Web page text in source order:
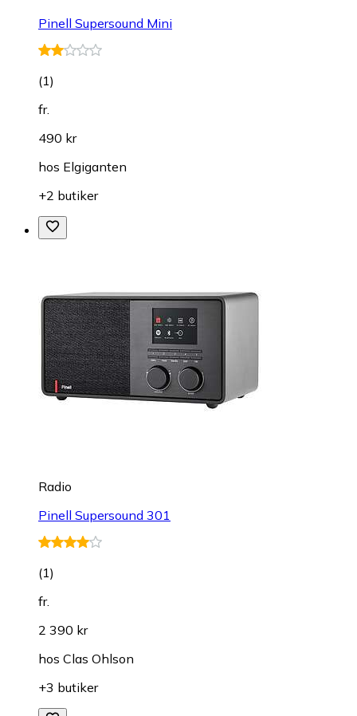
Pinell Supersound Mini
(1)
fr.
490 kr
hos Elgiganten
+2 butiker
Radio
Pinell Supersound 301
(1)
fr.
2 390 kr
hos Clas Ohlson
+3 butiker